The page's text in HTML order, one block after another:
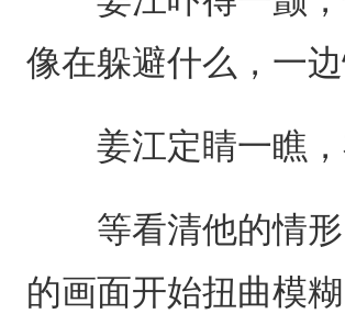
像在躲避什么，一
姜江定睛一瞧，
等看清他的情形
的画面开始扭曲模